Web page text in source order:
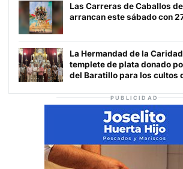
Las Carreras de Caballos
arrancan este sábado con
La Hermandad de la
templete de plata donado
del Baratillo para los cultos
PUBLICIDAD